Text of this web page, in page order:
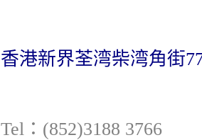
香港新界荃湾柴湾角街
Tel：(852)3188 3766